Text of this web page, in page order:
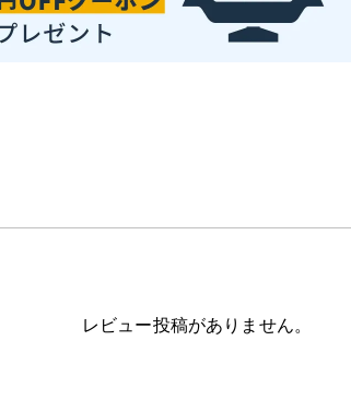
レビュー投稿がありません。